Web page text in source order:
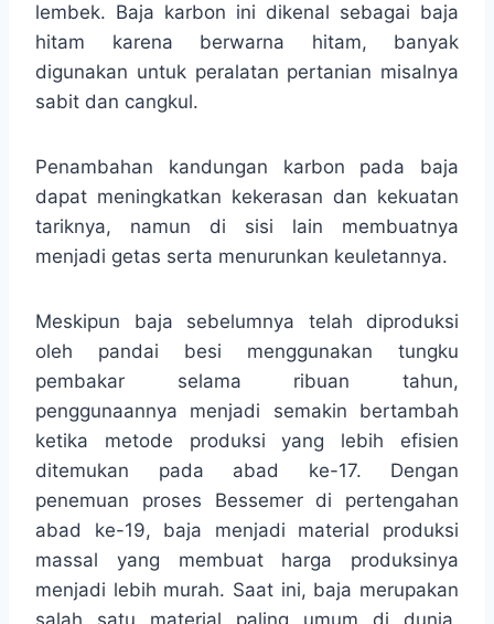
lembek. Baja karbon ini dikenal sebagai baja
hitam karena berwarna hitam, banyak
digunakan untuk peralatan pertanian misalnya
sabit dan cangkul.
Penambahan kandungan karbon pada baja
dapat meningkatkan kekerasan dan kekuatan
tariknya, namun di sisi lain membuatnya
menjadi getas serta menurunkan keuletannya.
Meskipun baja sebelumnya telah diproduksi
oleh pandai besi menggunakan tungku
pembakar selama ribuan tahun,
penggunaannya menjadi semakin bertambah
ketika metode produksi yang lebih efisien
ditemukan pada abad ke-17. Dengan
penemuan proses Bessemer di pertengahan
abad ke-19, baja menjadi material produksi
massal yang membuat harga produksinya
menjadi lebih murah. Saat ini, baja merupakan
salah satu material paling umum di dunia,